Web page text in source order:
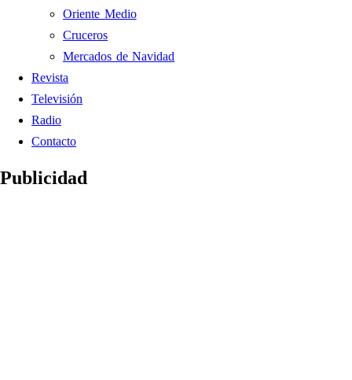
Oriente Medio
Cruceros
Mercados de Navidad
Revista
Televisión
Radio
Contacto
Publicidad